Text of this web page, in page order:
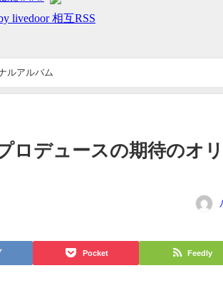
ルアルバム
ロデュースの期待のオ
Pocket Feedly